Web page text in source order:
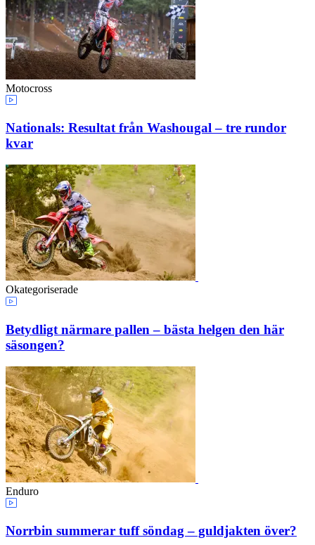
Motocross
Nationals: Resultat från Washougal – tre rundor
kvar
Okategoriserade
Betydligt närmare pallen – bästa helgen den här
säsongen?
Enduro
Norrbin summerar tuff söndag – guldjakten över?